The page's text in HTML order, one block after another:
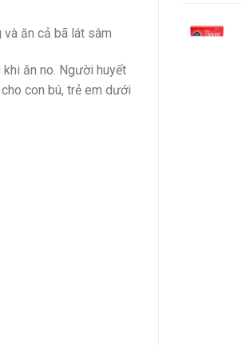
ăn cả bã lát sâm
ăn no. Người huyết
con bú, trẻ em dưới